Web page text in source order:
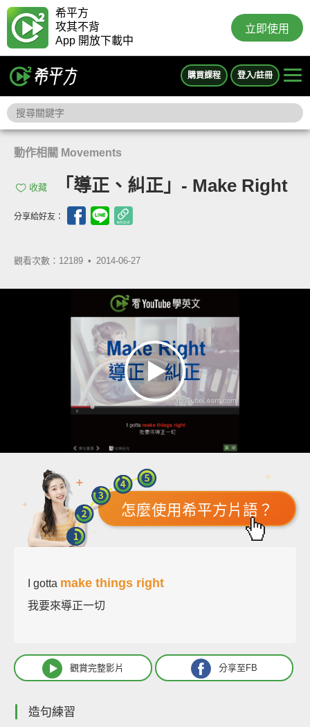
希平方
攻其不背
App 開放下載中
立即使用
購買課程 登入/註冊
動作相關 Movements
收藏 「導正、糾正」- Make Right
分享給好友：
觀看次數：12189 • 2014-06-27
怎麼使用希平方片語？
I gotta make things right
我要來導正一切
觀賞完整影片 分享至FB
造句練習